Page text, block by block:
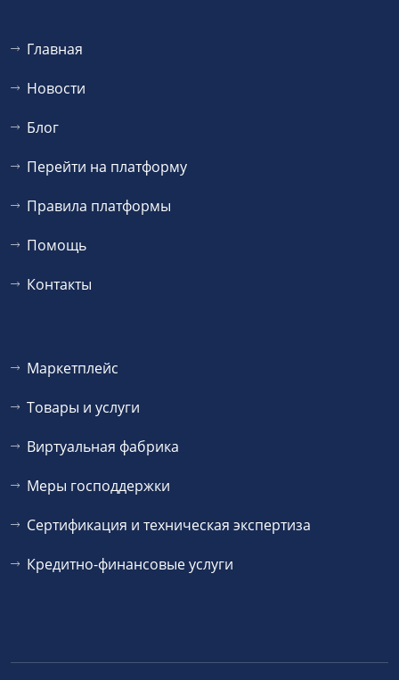
Главная
Новости
Блог
Перейти на платформу
Правила платформы
Помощь
Контакты
Маркетплейс
Товары и услуги
Виртуальная фабрика
Меры господдержки
Сертификация и техническая экспертиза
Кредитно-финансовые услуги